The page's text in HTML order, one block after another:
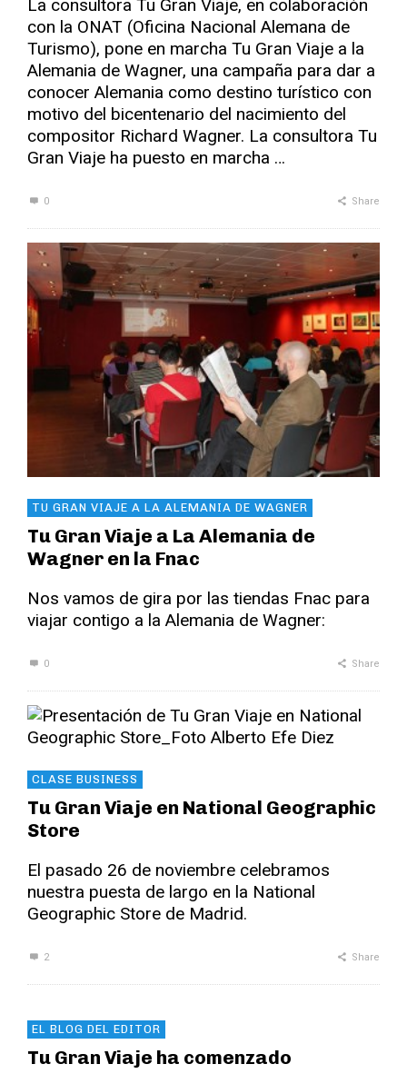
La consultora Tu Gran Viaje, en colaboración
con la ONAT (Oficina Nacional Alemana de
Turismo), pone en marcha Tu Gran Viaje a la
Alemania de Wagner, una campaña para dar a
conocer Alemania como destino turístico con
motivo del bicentenario del nacimiento del
compositor Richard Wagner. La consultora Tu
Gran Viaje ha puesto en marcha …
0 Share
TU GRAN VIAJE A LA ALEMANIA DE WAGNER
Tu Gran Viaje a La Alemania de
Wagner en la Fnac
Nos vamos de gira por las tiendas Fnac para
viajar contigo a la Alemania de Wagner:
0 Share
CLASE BUSINESS
Tu Gran Viaje en National Geographic
Store
El pasado 26 de noviembre celebramos
nuestra puesta de largo en la National
Geographic Store de Madrid.
2 Share
EL BLOG DEL EDITOR
Tu Gran Viaje ha comenzado